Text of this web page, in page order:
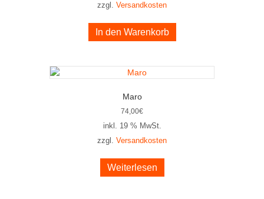
zzgl. Versandkosten
In den Warenkorb
Maro
74,00€
inkl. 19 % MwSt.
zzgl. Versandkosten
Weiterlesen